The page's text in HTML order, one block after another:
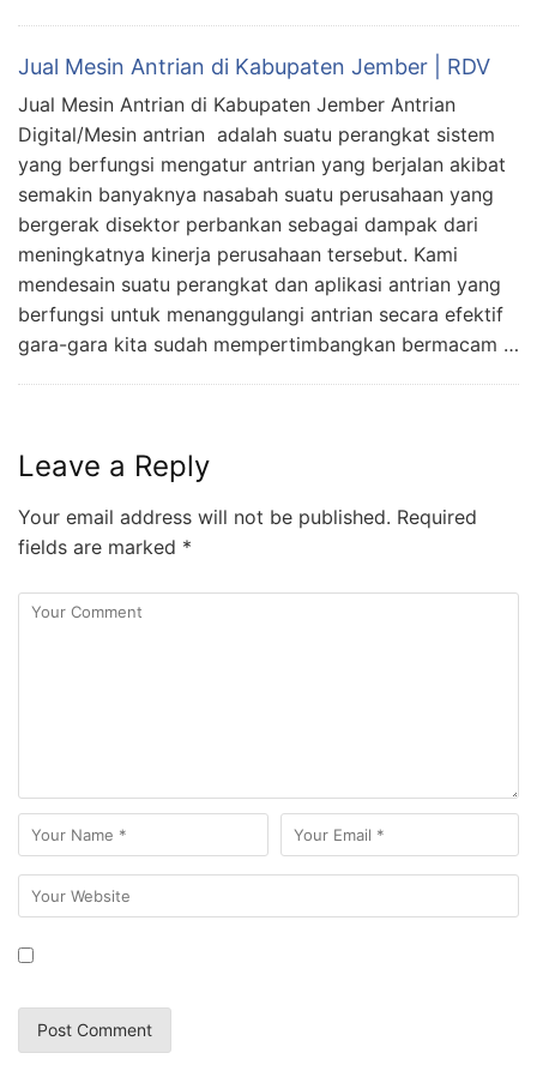
Jual Mesin Antrian di Kabupaten Jember | RDV
Jual Mesin Antrian di Kabupaten Jember Antrian
Digital/Mesin antrian adalah suatu perangkat sistem
yang berfungsi mengatur antrian yang berjalan akibat
semakin banyaknya nasabah suatu perusahaan yang
bergerak disektor perbankan sebagai dampak dari
meningkatnya kinerja perusahaan tersebut. Kami
mendesain suatu perangkat dan aplikasi antrian yang
berfungsi untuk menanggulangi antrian secara efektif
gara-gara kita sudah mempertimbangkan bermacam …
Leave a Reply
Your email address will not be published. Required
fields are marked *